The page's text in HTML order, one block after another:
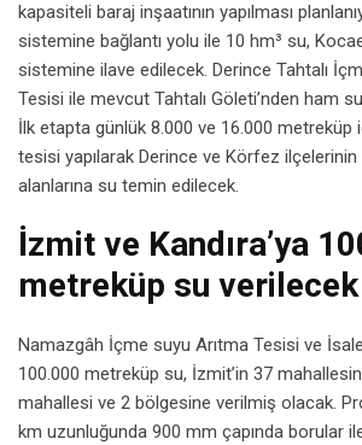
kapasiteli baraj inşaatının yapılması
sistemine bağlantı yolu ile 10 hm³ su,
sistemine ilave edilecek. Derince Tahtalı
Tesisi ile mevcut Tahtalı Göleti’nden ham
İlk etapta günlük 8.000 ve 16.000 metreküp
tesisi yapılarak Derince ve Körfez ilçelerinin
alanlarına su temin edilecek.
İzmit ve Kandıra’ya
metreküp su verilecek
Namazgâh İçme suyu Arıtma Tesisi ve
100.000 metreküp su, İzmit’in 37
mahallesi ve 2 bölgesine verilmiş olacak.
km uzunluğunda 900 mm çapında borular